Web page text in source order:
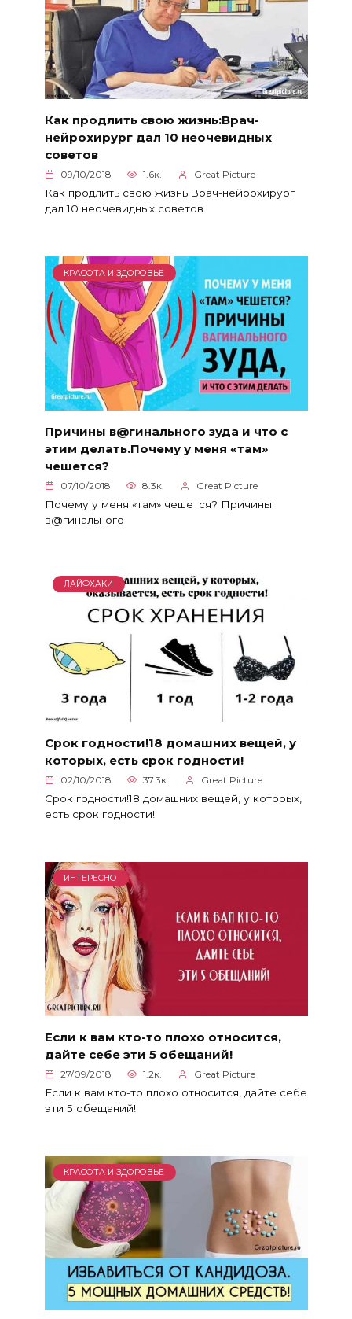
Как продлить свою жизнь:Врач-
нейрохирург дал 10 неочевидных
советов
09/10/2018 1.6к. Great Picture
Как продлить свою жизнь:Врач-нейрохирург
дал 10 неочевидных советов.
КРАСОТА И ЗДОРОВЬЕ
Причины в@гинального зуда и что с
этим делать.Почему у меня «там»
чешется?
07/10/2018 8.3к. Great Picture
Почему у меня «там» чешется? Причины
в@гинального
ЛАЙФХАКИ
Срок годности!18 домашних вещей, у
которых, есть срок годности!
02/10/2018 37.3к. Great Picture
Срок годности!18 домашних вещей, у которых,
есть срок годности!
ИНТЕРЕСНО
Если к вам кто-то плохо относится,
дайте себе эти 5 обещаний!
27/09/2018 1.2к. Great Picture
Если к вам кто-то плохо относится, дайте себе
эти 5 обещаний!
КРАСОТА И ЗДОРОВЬЕ